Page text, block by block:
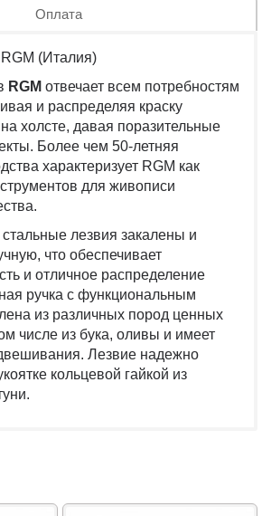
Оплата
RGM (Италия)
RGM отвечает всем потребностям
и распределяя краску
холсте, давая поразительные
Более чем 50-летняя
характеризует RGM как
для живописи
стальные лезвия закалены и
что обеспечивает
и отличное распределение
ручка с функциональным
​​из различных пород ценных
числе из бука, оливы и имеет
Лезвие надежно
кольцевой гайкой из